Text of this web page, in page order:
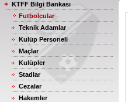
KTFF Bilgi Bankası
Futbolcular
Teknik Adamlar
Kulüp Personeli
Maçlar
Kulüpler
Stadlar
Cezalar
Hakemler